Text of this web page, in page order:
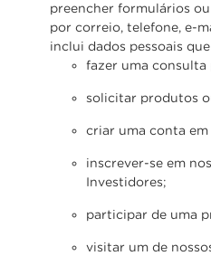
preencher formulários
por correio, telefone, e-
inclui dados pessoais
fazer uma consulta
solicitar produtos
criar uma conta em
inscrever-se em
Investidores;
participar de uma
visitar um de